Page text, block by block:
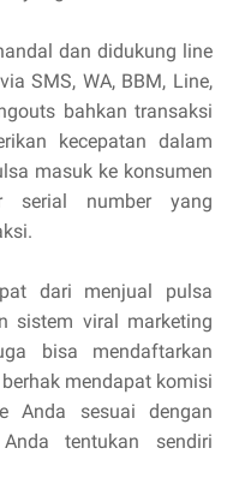
dan didukung line
SMS, WA, BBM, Line,
bahkan transaksi
kecepatan dalam
masuk ke konsumen
serial number yang
dari menjual pulsa
sistem viral marketing
bisa mendaftarkan
mendapat komisi
Anda sesuai dengan
tentukan sendiri